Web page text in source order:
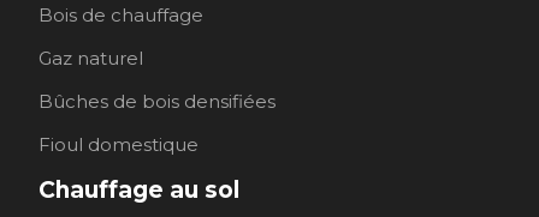
Bois de chauffage
Gaz naturel
Bûches de bois densifiées
Fioul domestique
Chauffage au sol